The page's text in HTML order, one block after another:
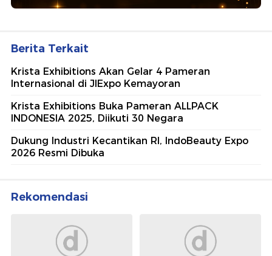
Berita Terkait
Krista Exhibitions Akan Gelar 4 Pameran
Internasional di JIExpo Kemayoran
Krista Exhibitions Buka Pameran ALLPACK
INDONESIA 2025, Diikuti 30 Negara
Dukung Industri Kecantikan RI, IndoBeauty Expo
2026 Resmi Dibuka
Rekomendasi